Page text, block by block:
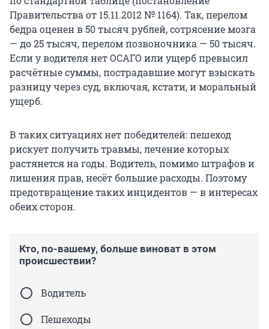
Правительства от 15.11.2012 № 1164). Так, перелом
бедра оценен в 50 тысяч рублей, сотрясение мозга
— до 25 тысяч, перелом позвоночника — 50 тысяч.
Если у водителя нет ОСАГО или ущерб превысил
расчётные суммы, пострадавшие могут взыскать
разницу через суд, включая, кстати, и моральный
ущерб.
В таких ситуациях нет победителей: пешеход
рискует получить травмы, лечение которых
растянется на годы. Водитель, помимо штрафов и
лишения прав, несёт большие расходы. Поэтому
предотвращение таких инцидентов — в интересах
обеих сторон.
Кто, по-вашему, больше виноват в этом
происшествии?
Водитель
Пешеходы